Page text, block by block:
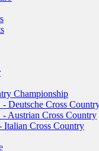
Championship
Deutsche Cross
Austrian Cross Country
Italian Cross Country